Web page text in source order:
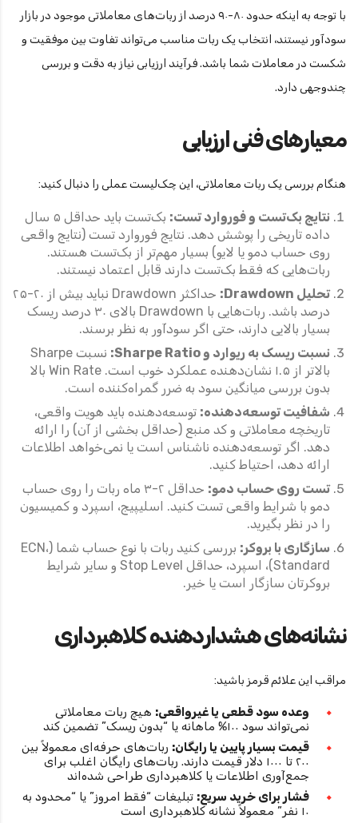
با توجه به اینکه حدود ۸۰-۹۰ درصد از ربات‌های معاملاتی موجود در بازار
سودآور نیستند، انتخاب یک ربات مناسب می‌تواند تفاوت بین موفقیت و
شکست در معاملات شما باشد. فرآیند ارزیابی نیاز به دقت و بررسی
چندوجهی دارد.
معیارهای فنی ارزیابی
هنگام بررسی یک ربات معاملاتی، این چک‌لیست عملی را دنبال کنید:
نتایج بک‌تست و فوروارد تست:
بک‌تست باید حداقل ۵ سال
داده تاریخی را پوشش دهد. نتایج فوروارد تست (نتایج واقعی
روی حساب دمو یا لایو) بسیار مهم‌تر از بک‌تست هستند.
ربات‌هایی که فقط بک‌تست دارند قابل اعتماد نیستند.
تحلیل Drawdown:
حداکثر Drawdown نباید بیش از ۲۰-۲۵
درصد باشد. ربات‌هایی با Drawdown بالای ۳۰ درصد ریسک
بسیار بالایی دارند، حتی اگر سودآور به نظر برسند.
نسبت ریسک به ریوارد و Sharpe Ratio:
نسبت Sharpe
بالاتر از ۱.۵ نشان‌دهنده عملکرد خوب است. Win Rate بالا
بدون بررسی میانگین سود به ضرر گمراه‌کننده است.
شفافیت توسعه‌دهنده: توسعه‌دهنده باید هویت واقعی،
تاریخچه معاملاتی و کد منبع (حداقل بخشی از آن) را ارائه
دهد. اگر توسعه‌دهنده ناشناس است یا نمی‌خواهد اطلاعات
ارائه دهد، احتیاط کنید.
تست روی حساب دمو:
حداقل ۲-۳ ماه ربات را روی حساب
دمو با شرایط واقعی تست کنید. اسلیپیج، اسپرد و کمیسیون
را در نظر بگیرید.
سازگاری با بروکر:
بررسی کنید ربات با نوع حساب شما (ECN،
Standard)، اسپرد، حداقل Stop Level و سایر شرایط
بروکرتان سازگار است یا خیر.
نشانه‌های هشداردهنده کلاهبرداری
مراقب این علائم قرمز باشید:
وعده سود قطعی یا غیرواقعی: هیچ ربات معاملاتی
نمی‌تواند سود ۱۰۰% ماهانه یا “بدون ریسک” تضمین کند
قیمت بسیار پایین یا رایگان: ربات‌های حرفه‌ای معمولاً بین
۲۰۰ تا ۱۰۰۰ دلار قیمت دارند. ربات‌های رایگان اغلب برای
جمع‌آوری اطلاعات یا کلاهبرداری طراحی شده‌اند
فشار برای خرید سریع: تبلیغات “فقط امروز” یا “محدود به
۱۰ نفر” معمولاً نشانه کلاهبرداری است